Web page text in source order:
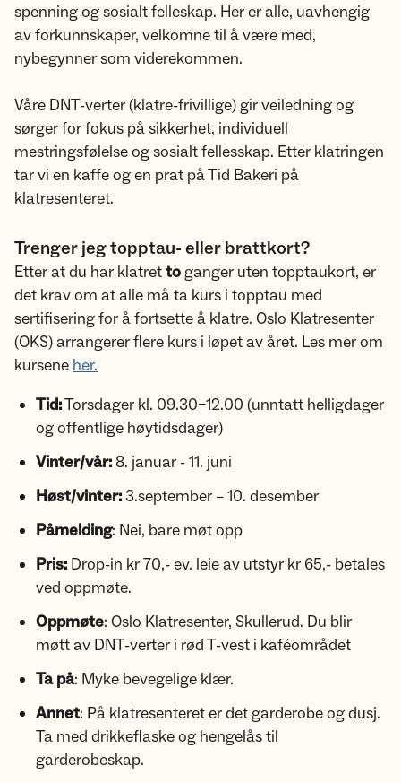
spenning og sosialt felleskap. Her er alle, uavhengig
av forkunnskaper, velkomne til å være med,
nybegynner som viderekommen.
Våre DNT-verter (klatre-frivillige) gir veiledning og
sørger for fokus på sikkerhet, individuell
mestringsfølelse og sosialt fellesskap. Etter klatringen
tar vi en kaffe og en prat på Tid Bakeri på
klatresenteret.
Trenger jeg topptau- eller brattkort?
Etter at du har klatrettoganger uten topptaukort, er
det krav om at alle må ta kurs i topptau med
sertifisering for å fortsette å klatre. Oslo Klatresenter
(OKS) arrangerer flere kurs i løpet av året. Les mer om
kursene her.
Tid:Torsdager kl. 09.30–12.00 (unntatt helligdager
og offentlige høytidsdager)
Vinter/vår: 8. januar - 11. juni
Høst/vinter:3.september – 10. desember
Påmelding: Nei, bare møt opp
Pris: Drop-in kr 70,- ev. leie av utstyr kr 65,- betales
ved oppmøte.
Oppmøte: Oslo Klatresenter, Skullerud. Du blir
møtt av DNT-verter i rød T-vest i kaféområdet
Ta på: Myke bevegelige klær.
Annet: På klatresenteret er det garderobe og dusj.
Ta med drikkeflaske og hengelås til
garderobeskap.